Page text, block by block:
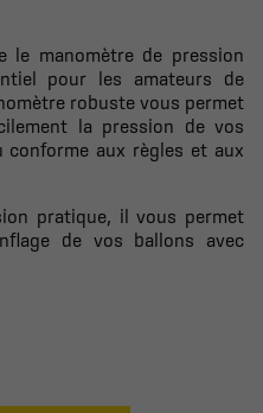
le manomètre de pression
pour les amateurs de
robuste vous permet
la pression de vos
aux règles et aux
pratique, il vous permet
de vos ballons avec